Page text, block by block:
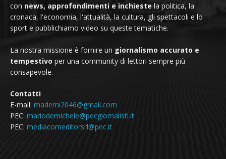
con news, approfondimenti e inchieste la politica, la
cronaca, l'economia, l'attualità, la cultura, gli spettacoli e lo
sport e pubblichiamo video su queste tematiche.
La nostra missione è fornire un giornalismo accurato e
tempestivo per una community di lettori sempre più
consapevole.
Contatti
E-mail: mademi2046@gmail.com
PEC: mariodemichele@pecgiornalisti.it
PEC: mediacomeditorsrl@pec.it